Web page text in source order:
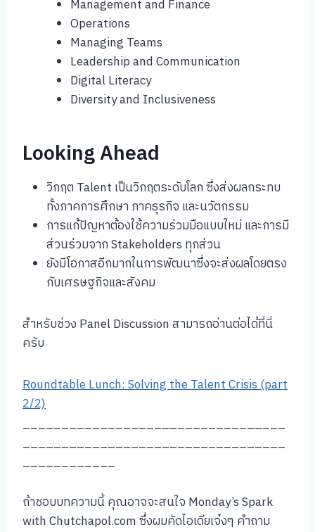
Management and Finance
Operations
Managing Teams
Leadership and Communication
Digital Literacy
Diversity and Inclusiveness
Looking Ahead
วิกฤต Talent เป็นวิกฤตระดับโลก ซึ่งส่งผลกระทบ
ทั้งภาคการศึกษา ภาคธุรกิจ และนวัตกรรม
การแก้ปัญหาต้องใช้ความร่วมมือแบบใหม่ และการมี
ส่วนร่วมจาก Stakeholders ทุกส่วน
ยังมีโอกาสอีกมากในการพัฒนาซึ่งจะส่งผลโดยตรง
กับเศรษฐกิจและสังคม
สำหรับช่วง Panel Discussion สามารถอ่านต่อได้ที่นี่
ครับ
Roundtable Lunch: Solving the Talent Crisis (part
2/2)
__________________________________
__________________________________
____________
ถ้าชอบบทความนี้ คุณอาจจะสนใจ Monday’s Spark
with Chutchapol.com ซึ่งผมคัดไอเดียเจ๋งๆ คำถาม